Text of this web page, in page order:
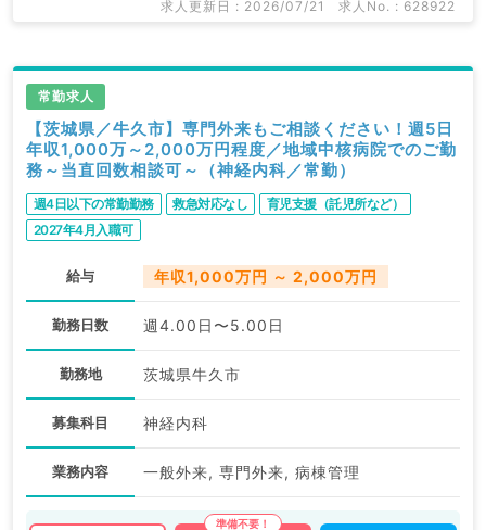
求人更新日 : 2026/07/21 求人No. : 628922
常勤求人
【茨城県／牛久市】専門外来もご相談ください！週5日
年収1,000万～2,000万円程度／地域中核病院でのご勤
務～当直回数相談可～（神経内科／常勤）
週4日以下の常勤勤務 救急対応なし
育児支援（託児所など）
2027年4月入職可
給与 年収1,000万円 ～ 2,000万円
勤務日数 週4.00日〜5.00日
勤務地 茨城県牛久市
募集科目 神経内科
業務内容 一般外来, 専門外来, 病棟管理